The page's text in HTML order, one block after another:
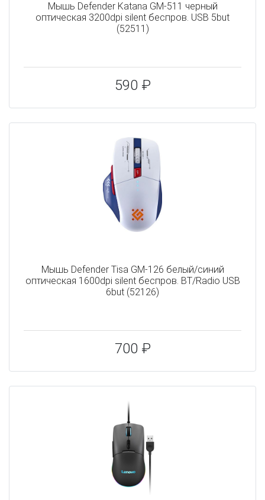
Мышь Defender Katana GM-511 черный
оптическая 3200dpi silent беспров. USB 5but
(52511)
590 ₽
Мышь Defender Tisa GM-126 белый/синий
оптическая 1600dpi silent беспров. BT/Radio USB
6but (52126)
700 ₽